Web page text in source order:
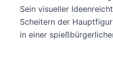
Sein visueller
Scheitern der
in einer